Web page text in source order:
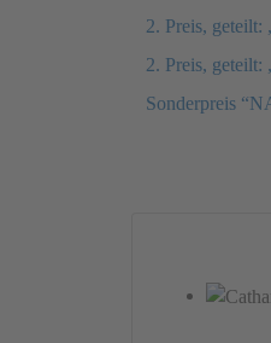
2. Preis,
2. Preis, geteilt:
Sonderpreis